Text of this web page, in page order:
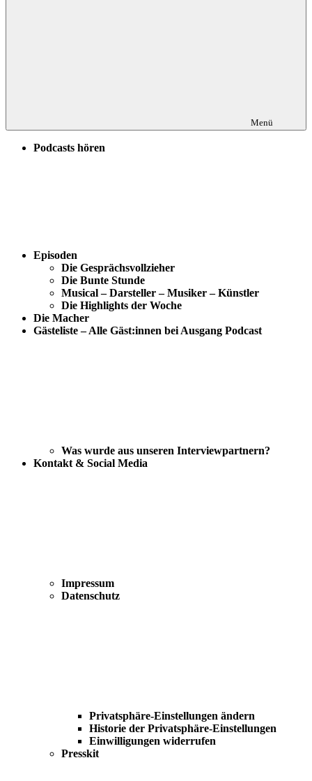
Menü
Podcasts hören
Episoden
Die Gesprächsvollzieher
Die Bunte Stunde
Musical – Darsteller – Musiker – Künstler
Die Highlights der Woche
Die Macher
Gästeliste – Alle Gäst:innen bei Ausgang Podcast
Was wurde aus unseren Interviewpartnern?
Kontakt & Social Media
Impressum
Datenschutz
Privatsphäre-Einstellungen ändern
Historie der Privatsphäre-Einstellungen
Einwilligungen widerrufen
Presskit